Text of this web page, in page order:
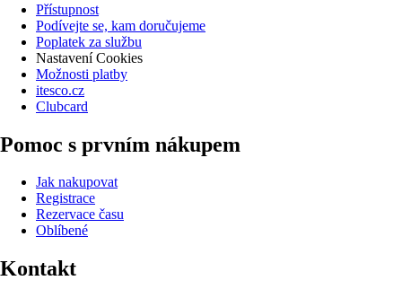
Přístupnost
Podívejte se, kam doručujeme
Poplatek za službu
Nastavení Cookies
Možnosti platby
itesco.cz
Clubcard
Pomoc s prvním nákupem
Jak nakupovat
Registrace
Rezervace času
Oblíbené
Kontakt